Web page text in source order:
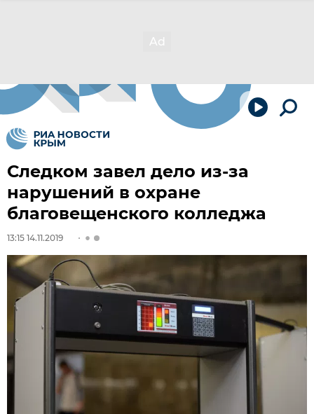
Следком завел дело из-за
нарушений в охране
благовещенского колледжа
13:15 14.11.2019